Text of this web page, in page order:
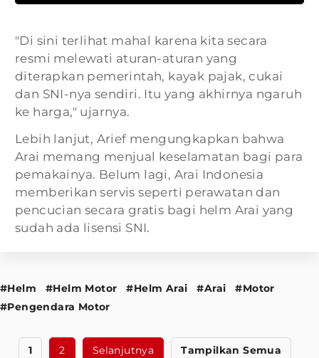
"Di sini terlihat mahal karena kita secara
resmi melewati aturan-aturan yang
diterapkan pemerintah, kayak pajak, cukai
dan SNI-nya sendiri. Itu yang akhirnya ngaruh
ke harga," ujarnya.
Lebih lanjut, Arief mengungkapkan bahwa
Arai memang menjual keselamatan bagi para
pemakainya. Belum lagi, Arai Indonesia
memberikan servis seperti perawatan dan
pencucian secara gratis bagi helm Arai yang
sudah ada lisensi SNI.
#Helm #Helm Motor #Helm Arai #Arai
#Motor
#Pengendara Motor
1 2 Selanjutnya Tampilkan Semua